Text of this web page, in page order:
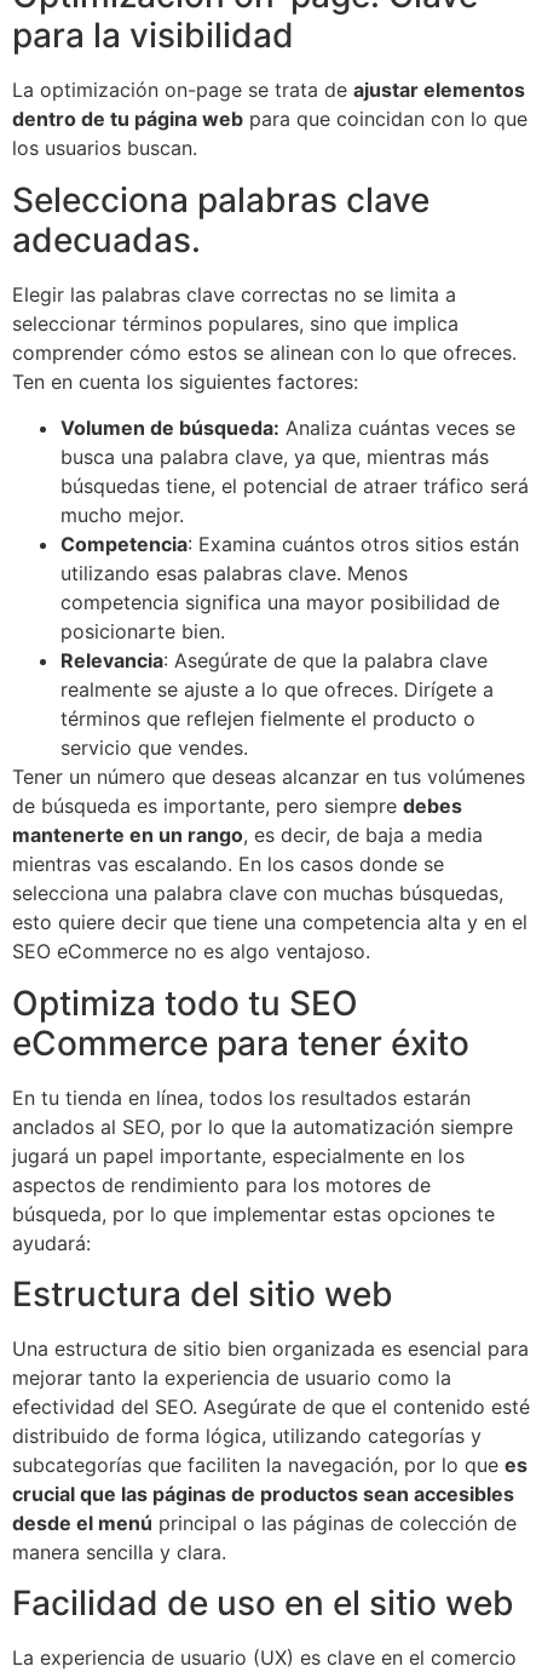
para la visibilidad
La optimización on-page se trata de ajustar elementos
dentro de tu página web para que coincidan con lo que
los usuarios buscan.
Selecciona palabras clave
adecuadas.
Elegir las palabras clave correctas no se limita a
seleccionar términos populares, sino que implica
comprender cómo estos se alinean con lo que ofreces.
Ten en cuenta los siguientes factores:
Volumen de búsqueda: Analiza cuántas veces se
busca una palabra clave, ya que, mientras más
búsquedas tiene, el potencial de atraer tráfico será
mucho mejor.
Competencia: Examina cuántos otros sitios están
utilizando esas palabras clave. Menos
competencia significa una mayor posibilidad de
posicionarte bien.
Relevancia: Asegúrate de que la palabra clave
realmente se ajuste a lo que ofreces. Dirígete a
términos que reflejen fielmente el producto o
servicio que vendes.
Tener un número que deseas alcanzar en tus volúmenes
de búsqueda es importante, pero siempre debes
mantenerte en un rango, es decir, de baja a media
mientras vas escalando. En los casos donde se
selecciona una palabra clave con muchas búsquedas,
esto quiere decir que tiene una competencia alta y en el
SEO eCommerce no es algo ventajoso.
Optimiza todo tu SEO
eCommerce para tener éxito
En tu tienda en línea, todos los resultados estarán
anclados al SEO, por lo que la automatización siempre
jugará un papel importante, especialmente en los
aspectos de rendimiento para los motores de
búsqueda, por lo que implementar estas opciones te
ayudará:
Estructura del sitio web
Una estructura de sitio bien organizada es esencial para
mejorar tanto la experiencia de usuario como la
efectividad del SEO. Asegúrate de que el contenido esté
distribuido de forma lógica, utilizando categorías y
subcategorías que faciliten la navegación, por lo que es
crucial que las páginas de productos sean accesibles
desde el menú principal o las páginas de colección de
manera sencilla y clara.
Facilidad de uso en el sitio web
La experiencia de usuario (UX) es clave en el comercio